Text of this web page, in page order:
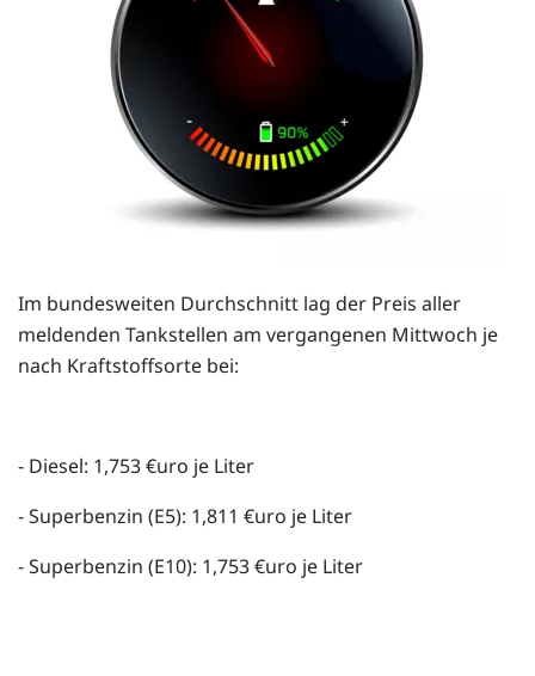
Im bundesweiten Durchschnitt lag der Preis aller
meldenden Tankstellen am vergangenen Mittwoch je
nach Kraftstoffsorte bei:
- Diesel: 1,753 €uro je Liter
- Superbenzin (E5): 1,811 €uro je Liter
- Superbenzin (E10): 1,753 €uro je Liter